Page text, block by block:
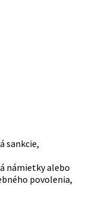
sankcie,
námietky alebo
povolenia,